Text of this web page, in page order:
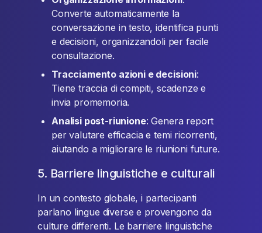
Converte automaticamente la
conversazione in testo, identifica punti
e decisioni, organizzandoli per facile
consultazione.
Tracciamento azioni e decisioni:
Tiene traccia di compiti, scadenze e
invia promemoria.
Analisi post-riunione: Genera report
per valutare efficacia e temi ricorrenti,
aiutando a migliorare le riunioni future.
5. Barriere linguistiche e culturali
In un contesto globale, i partecipanti
parlano lingue diverse e provengono da
culture differenti. Le barriere linguistiche